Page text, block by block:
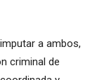
a ambos,
criminal de